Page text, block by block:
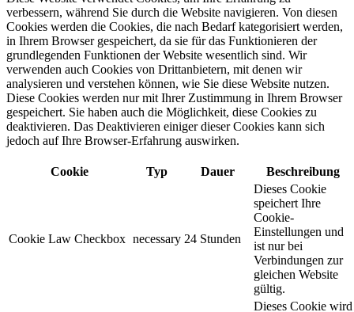
verbessern, während Sie durch die Website navigieren. Von diesen
Cookies werden die Cookies, die nach Bedarf kategorisiert werden,
in Ihrem Browser gespeichert, da sie für das Funktionieren der
grundlegenden Funktionen der Website wesentlich sind. Wir
verwenden auch Cookies von Drittanbietern, mit denen wir
analysieren und verstehen können, wie Sie diese Website nutzen.
Diese Cookies werden nur mit Ihrer Zustimmung in Ihrem Browser
gespeichert. Sie haben auch die Möglichkeit, diese Cookies zu
deaktivieren. Das Deaktivieren einiger dieser Cookies kann sich
jedoch auf Ihre Browser-Erfahrung auswirken.
Cookie Typ Dauer Beschreibung
Cookie Law Checkbox necessary 24 Stunden
Dieses Cookie
speichert Ihre
Cookie-
Einstellungen und
ist nur bei
Verbindungen zur
gleichen Website
gültig.
Dieses Cookie wird